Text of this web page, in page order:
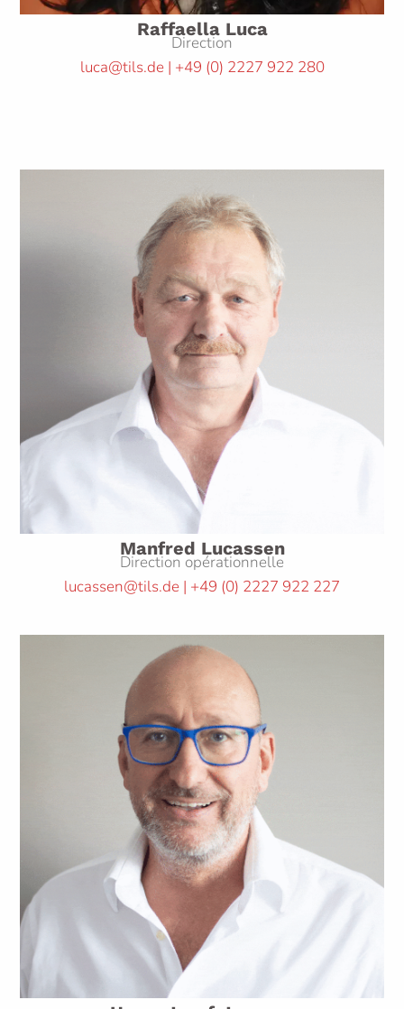
Raffaella Luca
Direction
luca@tils.de | +49 (0) 2227 922 280
Manfred Lucassen
Direction opérationnelle
lucassen@tils.de | +49 (0) 2227 922 227